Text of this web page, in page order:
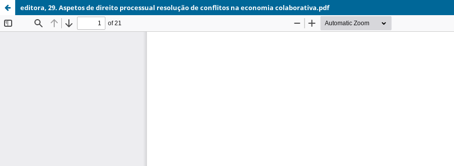
editora, 29. Aspetos de direito processual resolução de conflitos na economia colaborativa.pdf